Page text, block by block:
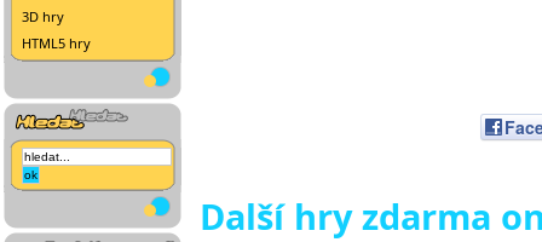
3D hry
HTML5 hry
Další hry zdarma